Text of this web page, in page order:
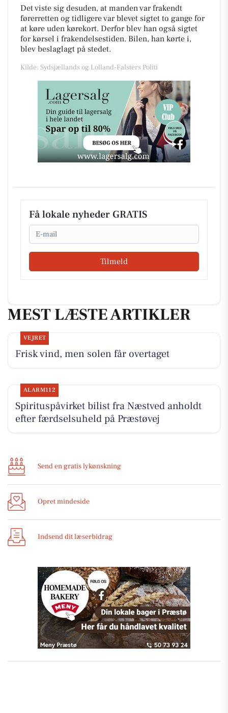
Det viste sig desuden, at manden var frakendt
førerretten og tidligere var blevet sigtet to gange for
at køre uden kørekort. Derfor blev han også sigtet
for kørsel i frakendelsestiden. Bilen, han kørte i,
blev beslaglagt på stedet.
Kilde: Sydsjællands og Lolland-Falsters Politi
Få lokale nyheder GRATIS
Email
Tilmeld
MEST LÆSTE ARTIKLER
VEJRET
Frisk vind, men solen får overtaget
ALARM112
Spirituspåvirket bilist fra Næstved anholdt
efter færdselsuheld på Præstøvej
Send en gratis lykønskning
Opret mindeside
Indsend dit læserbidrag